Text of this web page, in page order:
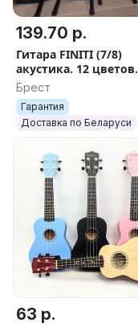
139.70 р.
Гитара FINITI (7/8)
акустика. 12 цветов.
Рассрочка. Гарантия
Брест
Гарантия
Доставка по Беларуси
63 р.